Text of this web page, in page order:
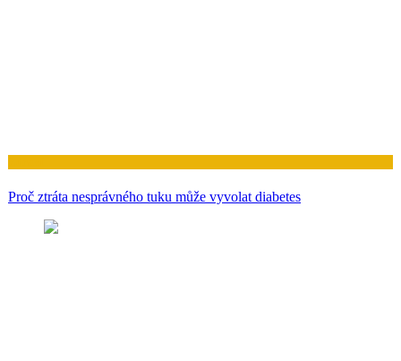
Proč ztráta nesprávného tuku může vyvolat diabetes